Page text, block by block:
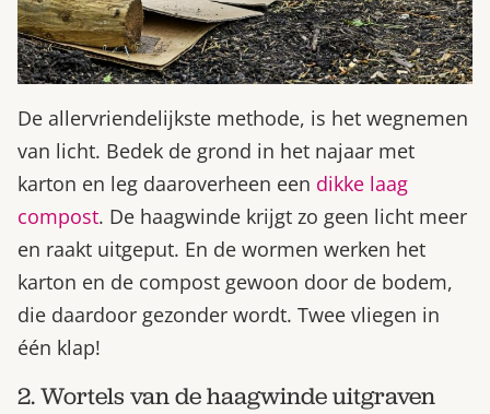
De allervriendelijkste methode, is het wegnemen
van licht. Bedek de grond in het najaar met
karton en leg daaroverheen een dikke laag
compost. De haagwinde krijgt zo geen licht meer
en raakt uitgeput. En de wormen werken het
karton en de compost gewoon door de bodem,
die daardoor gezonder wordt. Twee vliegen in
één klap!
2. Wortels van de haagwinde uitgraven